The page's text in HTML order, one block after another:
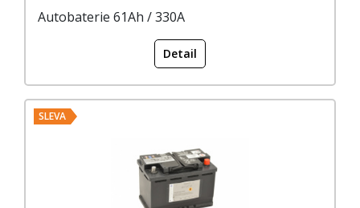
Autobaterie 61Ah / 330A
Detail
SLEVA